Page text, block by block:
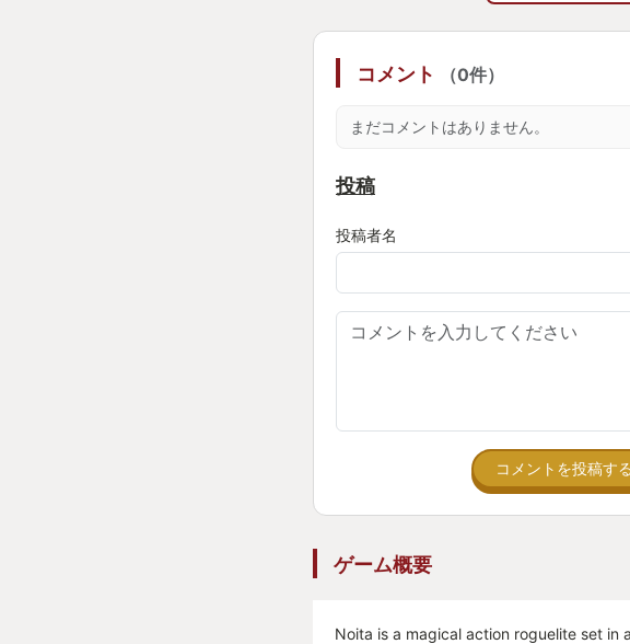
コメント （0件）
まだコメントはありません。
投稿
投稿者名
コメントを投稿す
ゲーム概要
Noita is a magical action roguelite set in